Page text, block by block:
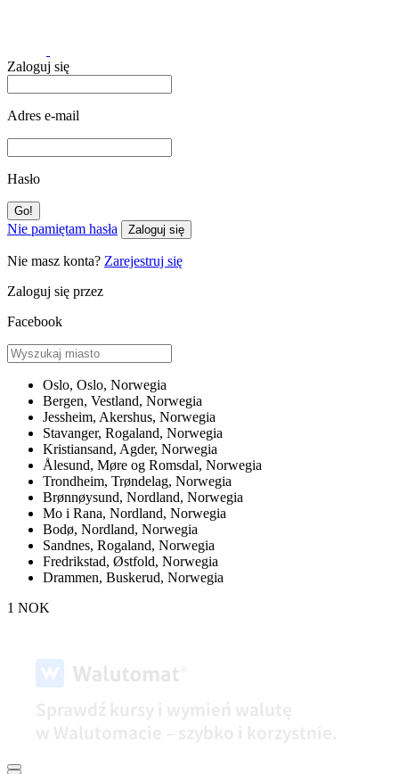
Zaloguj się
Adres e-mail
Hasło
Nie pamiętam hasła Zaloguj się
Nie masz konta? Zarejestruj się
Zaloguj się przez
Facebook
Oslo, Oslo, Norwegia
Bergen, Vestland, Norwegia
Jessheim, Akershus, Norwegia
Stavanger, Rogaland, Norwegia
Kristiansand, Agder, Norwegia
Ålesund, Møre og Romsdal, Norwegia
Trondheim, Trøndelag, Norwegia
Brønnøysund, Nordland, Norwegia
Mo i Rana, Nordland, Norwegia
Bodø, Nordland, Norwegia
Sandnes, Rogaland, Norwegia
Fredrikstad, Østfold, Norwegia
Drammen, Buskerud, Norwegia
1 NOK